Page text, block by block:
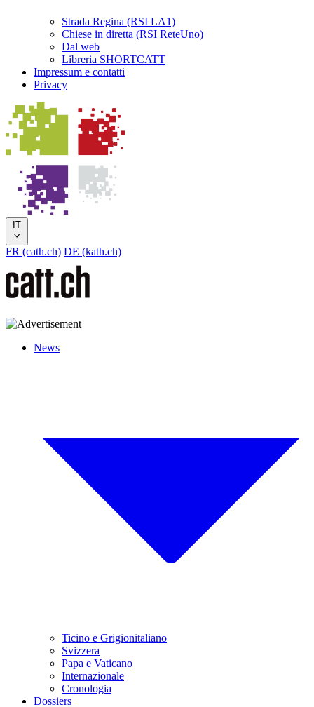
Strada Regina (RSI LA1)
Chiese in diretta (RSI ReteUno)
Dal web
Libreria SHORTCATT
Impressum e contatti
Privacy
IT
FR (cath.ch) DE (kath.ch)
News
Ticino e Grigionitaliano
Svizzera
Papa e Vaticano
Internazionale
Cronologia
Dossiers